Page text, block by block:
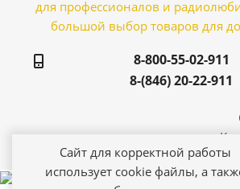
для профессионалов и
большой выбор товаров для
8-800-55-02-911
8-(846) 20-22-911
Сайт для корректной работы
использует cookie файлы, а